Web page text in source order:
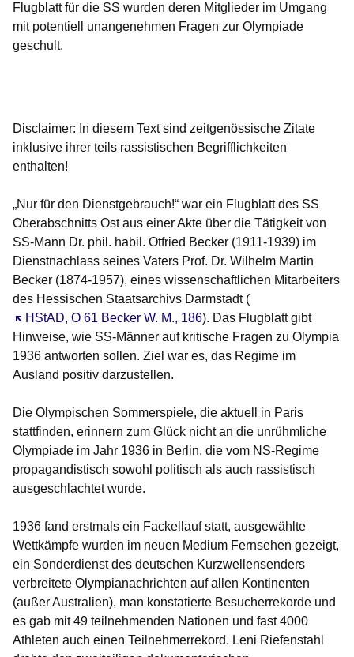
Flugblatt für die SS wurden deren Mitglieder im Umgang
mit potentiell unangenehmen Fragen zur Olympiade
geschult.
Disclaimer: In diesem Text sind zeitgenössische Zitate
inklusive ihrer teils rassistischen Begrifflichkeiten
enthalten!
„Nur für den Dienstgebrauch!“ war ein Flugblatt des SS
Oberabschnitts Ost aus einer Akte über die Tätigkeit von
SS-Mann Dr. phil. habil. Otfried Becker (1911-1939) im
Dienstnachlass seines Vaters Prof. Dr. Wilhelm Martin
Becker (1874-1957), eines wissenschaftlichen Mitarbeiters
des Hessischen Staatsarchivs Darmstadt (
HStAD, O 61 Becker W. M., 186
Öffnet sich in einem neuen Fenster). Das Flugblatt gibt
Hinweise, wie SS-Männer auf kritische Fragen zu Olympia
1936 antworten sollen. Ziel war es, das Regime im
Ausland positiv darzustellen.
Die Olympischen Sommerspiele, die aktuell in Paris
stattfinden, erinnern zum Glück nicht an die unrühmliche
Olympiade im Jahr 1936 in Berlin, die vom NS-Regime
propagandistisch sowohl politisch als auch rassistisch
ausgeschlachtet wurde.
1936 fand erstmals ein Fackellauf statt, ausgewählte
Wettkämpfe wurden im neuen Medium Fernsehen gezeigt,
ein Sonderdienst des deutschen Kurzwellensenders
verbreitete Olympianachrichten auf allen Kontinenten
(außer Australien), man konstatierte Besucherrekorde und
es gab mit 49 teilnehmenden Nationen und fast 4000
Athleten auch einen Teilnehmerrekord. Leni Riefenstahl